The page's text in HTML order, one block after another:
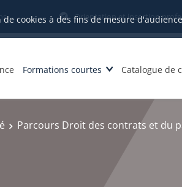
cookies à des fins de mesure
Orientation et insertion
Formations courtes Catalogue de
Parcours Droit des contrats et du